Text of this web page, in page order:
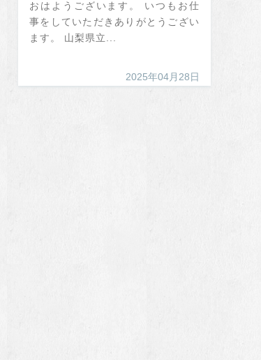
おはようございます。 いつもお仕
事をしていただきありがとうござい
ます。 山梨県立...
2025年04月28日